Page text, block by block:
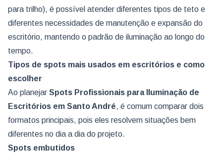
para trilho), é possível atender diferentes tipos de teto e
diferentes necessidades de manutenção e expansão do
escritório, mantendo o padrão de iluminação ao longo do
tempo.
Tipos de spots mais usados em escritórios e como
escolher
Ao planejar Spots Profissionais para Iluminação de
Escritórios em Santo André, é comum comparar dois
formatos principais, pois eles resolvem situações bem
diferentes no dia a dia do projeto.
Spots embutidos